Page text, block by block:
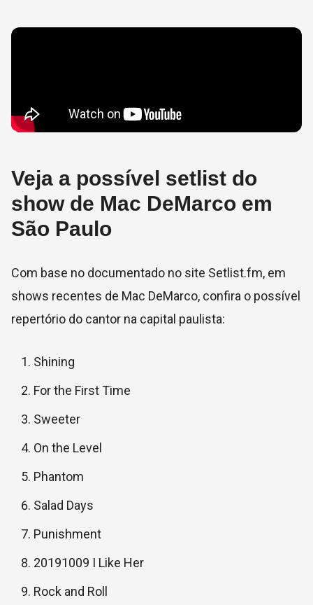
Veja a possível setlist do
show de Mac DeMarco em
São Paulo
Com base no documentado no site Setlist.fm, em
shows recentes de Mac DeMarco, confira o possível
repertório do cantor na capital paulista:
Shining
For the First Time
Sweeter
On the Level
Phantom
Salad Days
Punishment
20191009 I Like Her
Rock and Roll